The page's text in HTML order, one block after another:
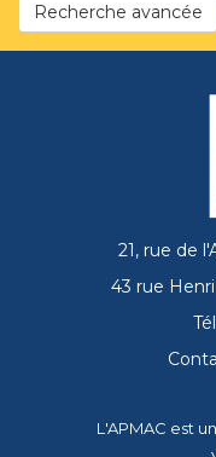
Recherche avancée
21, rue de
43 rue
L'APMAC est